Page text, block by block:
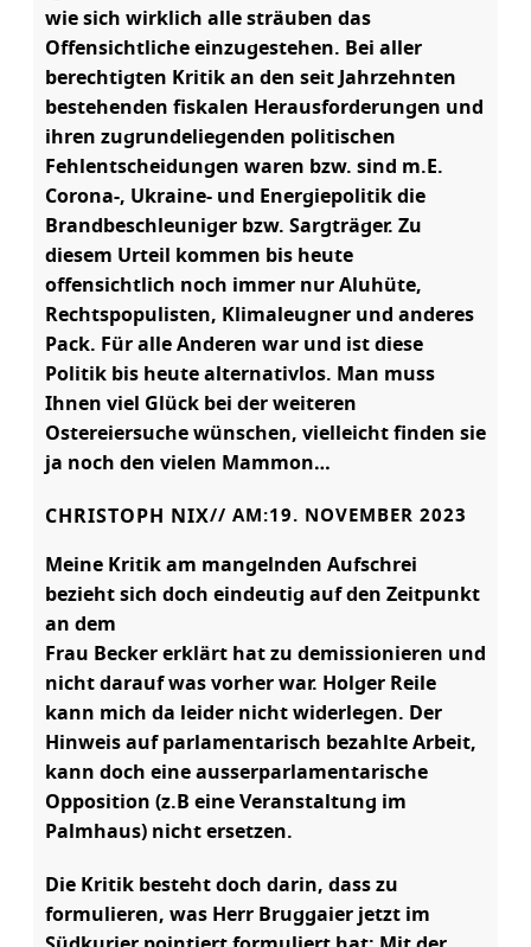
wie sich wirklich alle sträuben das
Offensichtliche einzugestehen. Bei aller
berechtigten Kritik an den seit Jahrzehnten
bestehenden fiskalen Herausforderungen und
ihren zugrundeliegenden politischen
Fehlentscheidungen waren bzw. sind m.E.
Corona-, Ukraine- und Energiepolitik die
Brandbeschleuniger bzw. Sargträger. Zu
diesem Urteil kommen bis heute
offensichtlich noch immer nur Aluhüte,
Rechtspopulisten, Klimaleugner und anderes
Pack. Für alle Anderen war und ist diese
Politik bis heute alternativlos. Man muss
Ihnen viel Glück bei der weiteren
Ostereiersuche wünschen, vielleicht finden sie
ja noch den vielen Mammon…
CHRISTOPH NIX// AM:19. NOVEMBER 2023
Meine Kritik am mangelnden Aufschrei
bezieht sich doch eindeutig auf den Zeitpunkt
an dem
Frau Becker erklärt hat zu demissionieren und
nicht darauf was vorher war. Holger Reile
kann mich da leider nicht widerlegen. Der
Hinweis auf parlamentarisch bezahlte Arbeit,
kann doch eine ausserparlamentarische
Opposition (z.B eine Veranstaltung im
Palmhaus) nicht ersetzen.
Die Kritik besteht doch darin, dass zu
formulieren, was Herr Bruggaier jetzt im